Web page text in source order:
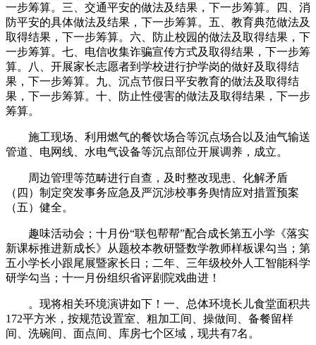
一步筹算。三、交通平安的做法及结果，下一步筹算。四、消
防平安的具体做法及结果，下一步筹算。五、教育典范做法及
取得结果，下一步筹算。六、防止校园的做法及取得结果，下
一步筹算。七、电信收集诈骗宣传方式及取得结果，下一步筹
算。八、开展家长志愿者到学校进行护学岗的做好及取得结
果，下一步筹算。九、沉点节假日平安教育的做法及取得结
果，下一步筹算。十、防止性侵害的做法及取得结果，下一步
筹算。
施工现场、利用燃气的餐饮场合等沉点场合以及油气输送
管道、电网线、水电气设备等沉点部位开展调养，成立。
周边管理等范畴进行自查，及时整改现患、化解矛盾
（四）制定突发事务应急及严沉涉校事务舆情应对措置预案
（五）健全。
趣味活动会；十月份“联包帮帮”配合成长第五小学《落实
新课标推进新成长》从题校本教研暨数学教师样板课勾当；第
五小学长小跟尾展暨家长日；二年、三年级校外人工智能科学
研学勾当；十一月份组织省评剧院戏曲进！
。现将相关环境演讲如下！一、总体环境长儿食堂面积共
172平方米，按规范设置室、粗加工间、操做间、备餐留样
间、洗碗间、面点间、库房七个区域，现共有7名。